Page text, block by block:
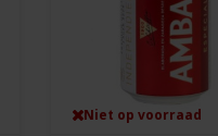
Niet op voorraad